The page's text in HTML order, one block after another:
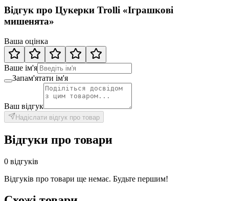
Відгук про Цукерки Trolli «Іграшкові
мишенята»
Ваша оцінка
Ваше ім'я
Запам'ятати ім'я
Ваш відгук
Надіслати відгук про товар
Відгуки про товари
0 відгуків
Відгуків про товари ще немає. Будьте першим!